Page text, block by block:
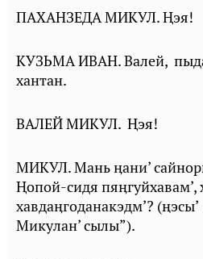
ПАХАНЗЕДА МИКУЛ. Ңэя!
КУЗЬМА ИВАН. Валей,
хантан.
ВАЛЕЙ МИКУЛ.
МИКУЛ. Мань ӊани’
Ⱨопой-сидя пяӊгуйхавам’,
хавдаӊгоданакэдм’?
Микулан’ сылы”).